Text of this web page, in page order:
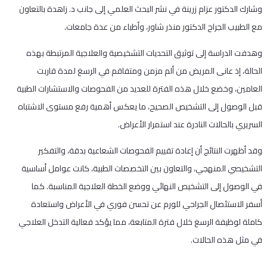
وشارك الدكتور عزام زرينة في نشر البحث العلمي إلى جانب د. زاهدة بالتعاون
مع الطبيب الجراح الدكتور منذر شاور، وأطباء من عدة جامعات.
وهدفت الدراسة إلى توثيق التحديات التشخيصية والعلاجية المرتبطة بهذه
الحالة، إذ عانى المريض من ألم مزمن ومتفاقم في الرسغ لمدة قاربت
العامين، وخضع خلال هذه الفترة للعديد من الفحوصات والاستشارات الطبية
قبل الوصول إلى التشخيص الصحيح، ما يعكس أهمية رفع مستوى الاشتباه
السريري بالحالات النادرة عند استمرار الأعراض.
وقد أظهرت النتائج أن إعادة تقييم الفحوصات الشعاعية بدقة، والتفكير
التشخيصي المنهجي، والتعاون بين التخصصات الطبية، كانت عوامل أساسية
في الوصول إلى التشخيص النهائي ووضع الخطة العلاجية المناسبة. كما
أسفر الاستئصال الجراحي للورم عن تحسن فوري في الأعراض واستعادة
كاملة لوظيفة الرسغ خلال فترة المتابعة، مما يؤكد فعالية التدخل العلاجي
في مثل هذه الحالات.